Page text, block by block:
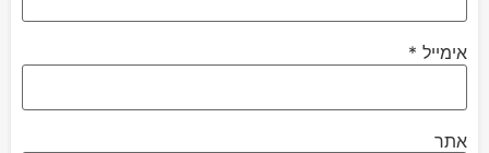
אימייל *
אתר